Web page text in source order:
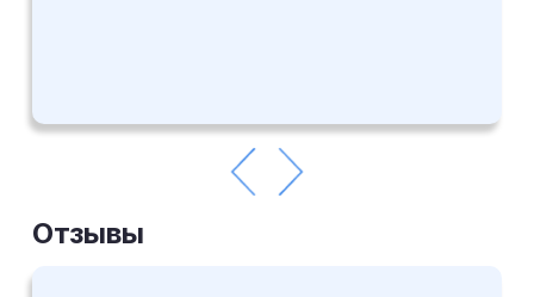
Отзывы